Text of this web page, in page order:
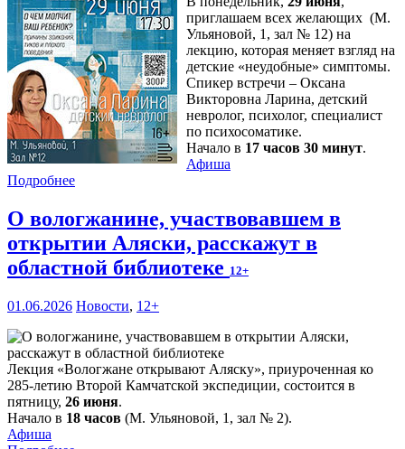
приглашаем всех желающих (М.
Ульяновой, 1, зал № 12) на
лекцию, которая меняет взгляд на
детские «неудобные» симптомы.
Спикер встречи – Оксана
Викторовна Ларина, детский
невролог, психолог, специалист
по психосоматике.
Начало в 17 часов 30 минут.
Афиша
Подробнее
О вологжанине, участвовавшем в
открытии Аляски, расскажут в
областной библиотеке 12+
01.06.2026 Новости, 12+
Лекция «Вологжане открывают Аляску», приуроченная ко
285-летию Второй Камчатской экспедиции, состоится в
пятницу, 26 июня.
Начало в 18 часов (М. Ульяновой, 1, зал № 2).
Афиша